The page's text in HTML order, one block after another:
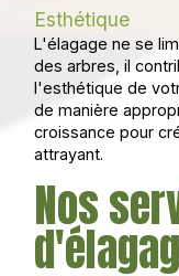
Esthétique
L'élagage ne se
des arbres, il
l'esthétique de
de manière
croissance pour
attrayant.
Nos